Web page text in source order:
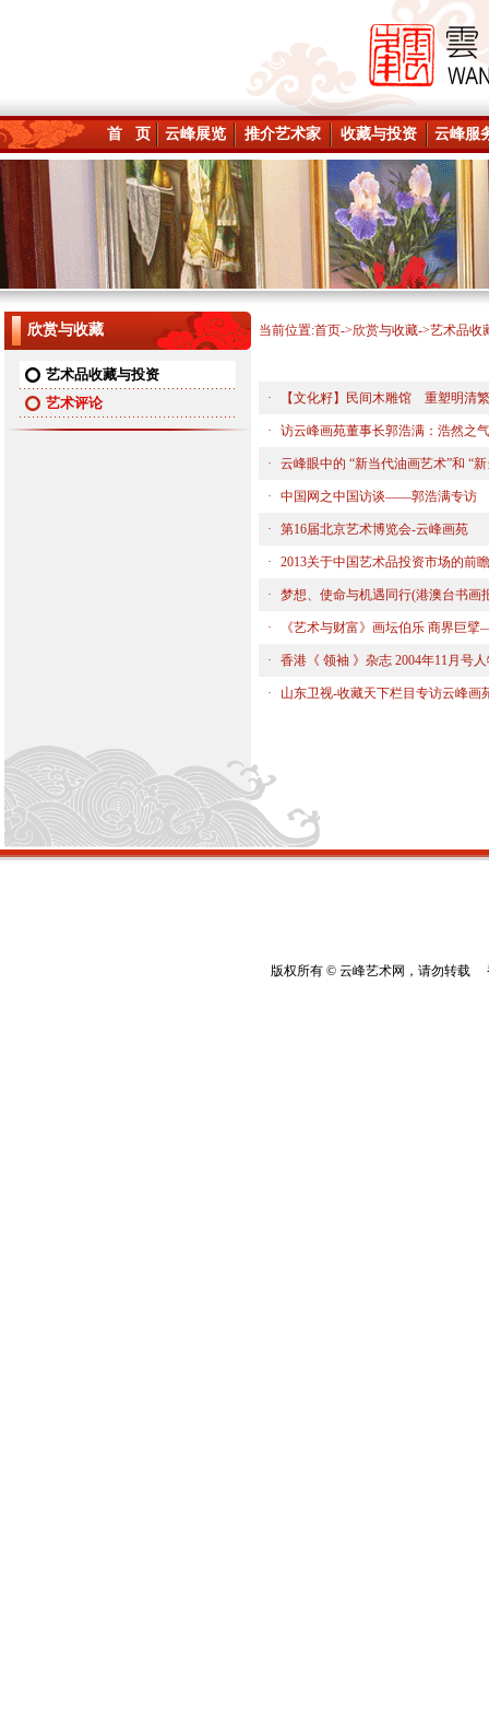
首 页 云峰展览 推介艺术家 收藏与投资 云峰服
欣赏与收藏
艺术品收藏与投资
艺术评论
当前位置:首页->欣赏与收藏->艺术品收
· 【文化籽】民间木雕馆 重塑明清
· 访云峰画苑董事长郭浩满：浩然之
· 云峰眼中的 “新当代油画艺术”和 “
· 中国网之中国访谈——郭浩满专访
· 第16届北京艺术博览会-云峰画苑
· 2013关于中国艺术品投资市场的前瞻
· 梦想、使命与机遇同行(港澳台书画
· 《艺术与财富》画坛伯乐 商界巨
· 香港《 领袖 》杂志 2004年11月号
· 山东卫视-收藏天下栏目专访云峰画
版权所有 © 云峰艺术网，请勿转载